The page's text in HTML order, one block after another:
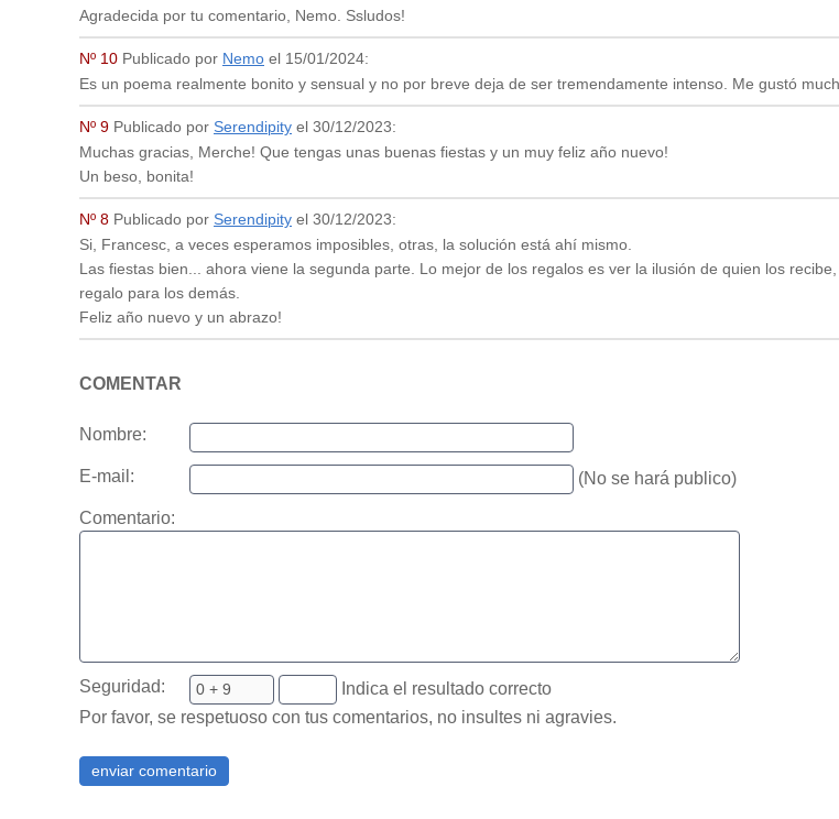
Agradecida por tu comentario, Nemo. Ssludos!
Nº 10 Publicado por Nemo el 15/01/2024:
Es un poema realmente bonito y sensual y no por breve deja de ser tremendamente intenso. Me gustó
Nº 9 Publicado por Serendipity el 30/12/2023:
Muchas gracias, Merche! Que tengas unas buenas fiestas y un muy feliz año nuevo!
Un beso, bonita!
Nº 8 Publicado por Serendipity el 30/12/2023:
Si, Francesc, a veces esperamos imposibles, otras, la solución está ahí mismo.
Las fiestas bien... ahora viene la segunda parte. Lo mejor de los regalos es ver la ilusión de quien los
regalo para los demás.
Feliz año nuevo y un abrazo!
COMENTAR
Nombre:
E-mail: (No se hará publico)
Comentario:
Seguridad:
Indica el resultado correcto
Por favor, se respetuoso con tus comentarios, no insultes ni agravies.